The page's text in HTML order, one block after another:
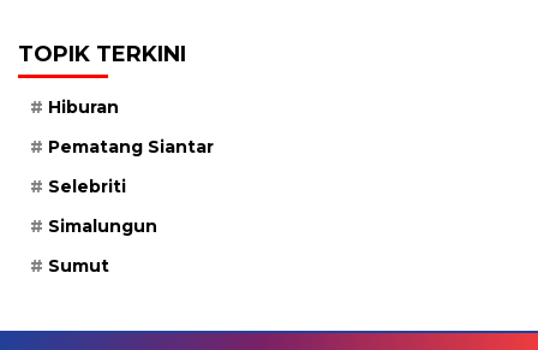
TOPIK TERKINI
Hiburan
Pematang Siantar
Selebriti
Simalungun
Sumut